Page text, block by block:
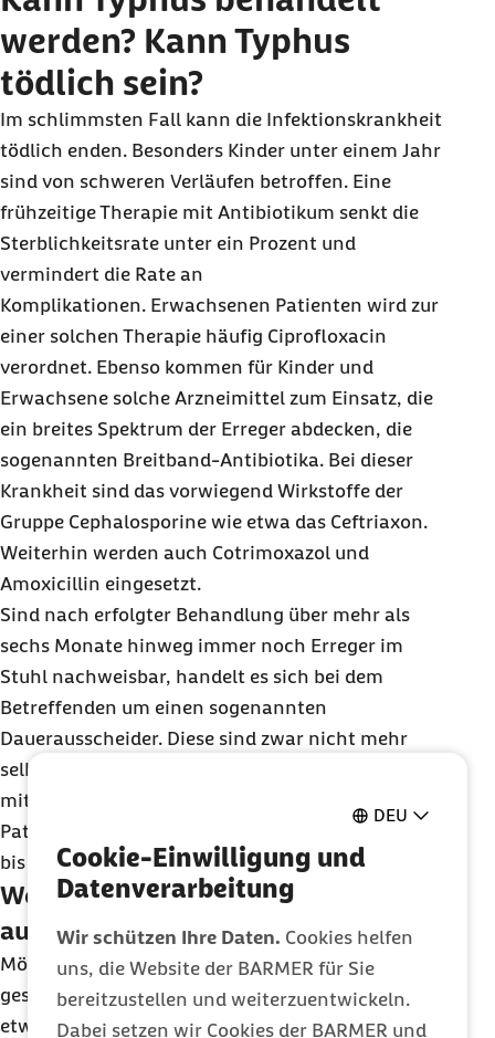
DEU
Cookie-Einwilligung und
Datenverarbeitung
Wir schützen Ihre Daten. Cookies helfen
uns, die Website der BARMER für Sie
bereitzustellen und weiterzuentwickeln.
Dabei setzen wir Cookies der BARMER und
werden? Kann Typhus
tödlich sein?
Im schlimmsten Fall kann die Infektionskrankheit
tödlich enden. Besonders Kinder unter einem Jahr
sind von schweren Verläufen betroffen. Eine
frühzeitige Therapie mit Antibiotikum senkt die
Sterblichkeitsrate unter ein Prozent und
vermindert die Rate an
Komplikationen. Erwachsenen Patienten wird zur
einer solchen Therapie häufig Ciprofloxacin
verordnet. Ebenso kommen für Kinder und
Erwachsene solche Arzneimittel zum Einsatz, die
ein breites Spektrum der Erreger abdecken, die
sogenannten Breitband-Antibiotika. Bei dieser
Krankheit sind das vorwiegend Wirkstoffe der
Gruppe Cephalosporine wie etwa das Ceftriaxon.
Weiterhin werden auch Cotrimoxazol und
Amoxicillin eingesetzt.
Sind nach erfolgter Behandlung über mehr als
sechs Monate hinweg immer noch Erreger im
Stuhl nachweisbar, handelt es sich bei dem
Betreffenden um einen sogenannten
Dauerausscheider. Diese sind zwar nicht mehr
selbst krank, können allerdings andere Menschen
mit Typhus anstecken. Auch diese
Patienten werden mit Antibiotika therapiert, meist
bis zu vier Wochen lang.
Welche Folgekrankheiten können
auftreten?
Möglich sind schwere Komplikationen, die den
gesamten Körper betreffen können. Dazu gehören
etwa Darmblutungen und -durchbrüche,